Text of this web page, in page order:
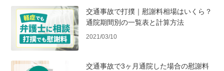
交通事故で打撲｜慰謝料相場はいくら？
通院期間別の一覧表と計算方法
2021/03/10
交通事故で3ヶ月通院した場合の慰謝料